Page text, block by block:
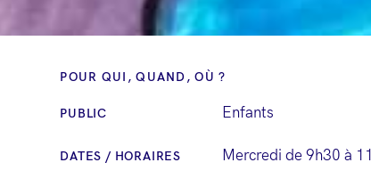
POUR QUI, QUAND, OÙ ?
PUBLIC Enfants
DATES / HORAIRES Mercredi de 9h30 à